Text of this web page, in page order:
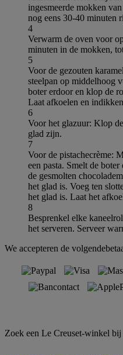
ingesmeerde mokken
nog eens 30-40 minuten
4
Verwarm de oven voor
minuten in de mokken,
5
Voor de gezouten
steelpan op middelhoog
boter erdoor en klop de
Laat afkoelen en
6
Voor het glazuur: Klop
glad zijn.
7
Voor de pistachecrème:
een pasta. Smelt de
de gesmolten
het glad is. Voeg ten
het glad is. Laat het
8
Besprenkel elke
het serveren. Serveer
We accepteren de
Zoek een Le Creuset-winkel